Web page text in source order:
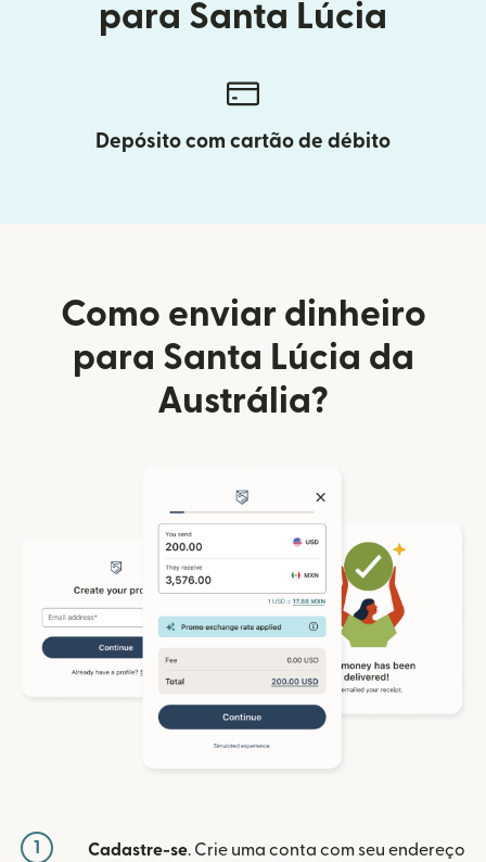
para Santa Lúcia
Depósito com cartão de débito
Como enviar dinheiro
para Santa Lúcia da
Austrália?
1 Cadastre-se. Crie uma conta com seu endereço